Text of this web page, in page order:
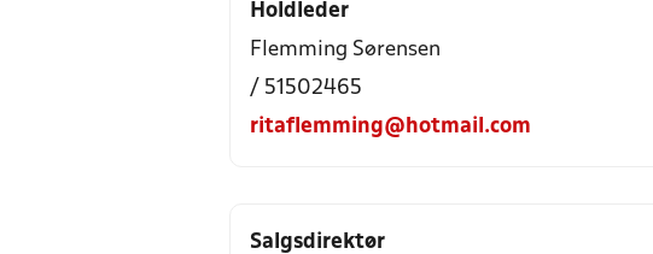
Holdleder
Flemming Sørensen
/ 51502465
ritaflemming@hotmail.com
Salgsdirektør